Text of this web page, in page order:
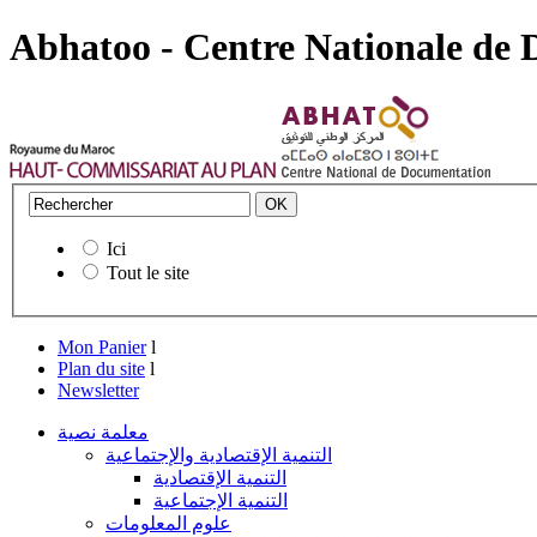
Abhatoo - Centre Nationale de
Ici
Tout le site
Mon Panier l
Plan du site l
Newsletter
معلمة نصية
التنمية الإقتصادية والإجتماعية
التنمية الإقتصادية
التنمية الإجتماعية
علوم المعلومات